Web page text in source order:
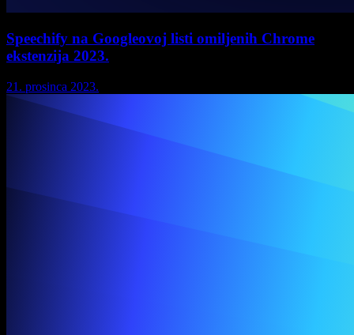
Speechify na Googleovoj listi omiljenih Chrome
ekstenzija 2023.
21. prosinca 2023.